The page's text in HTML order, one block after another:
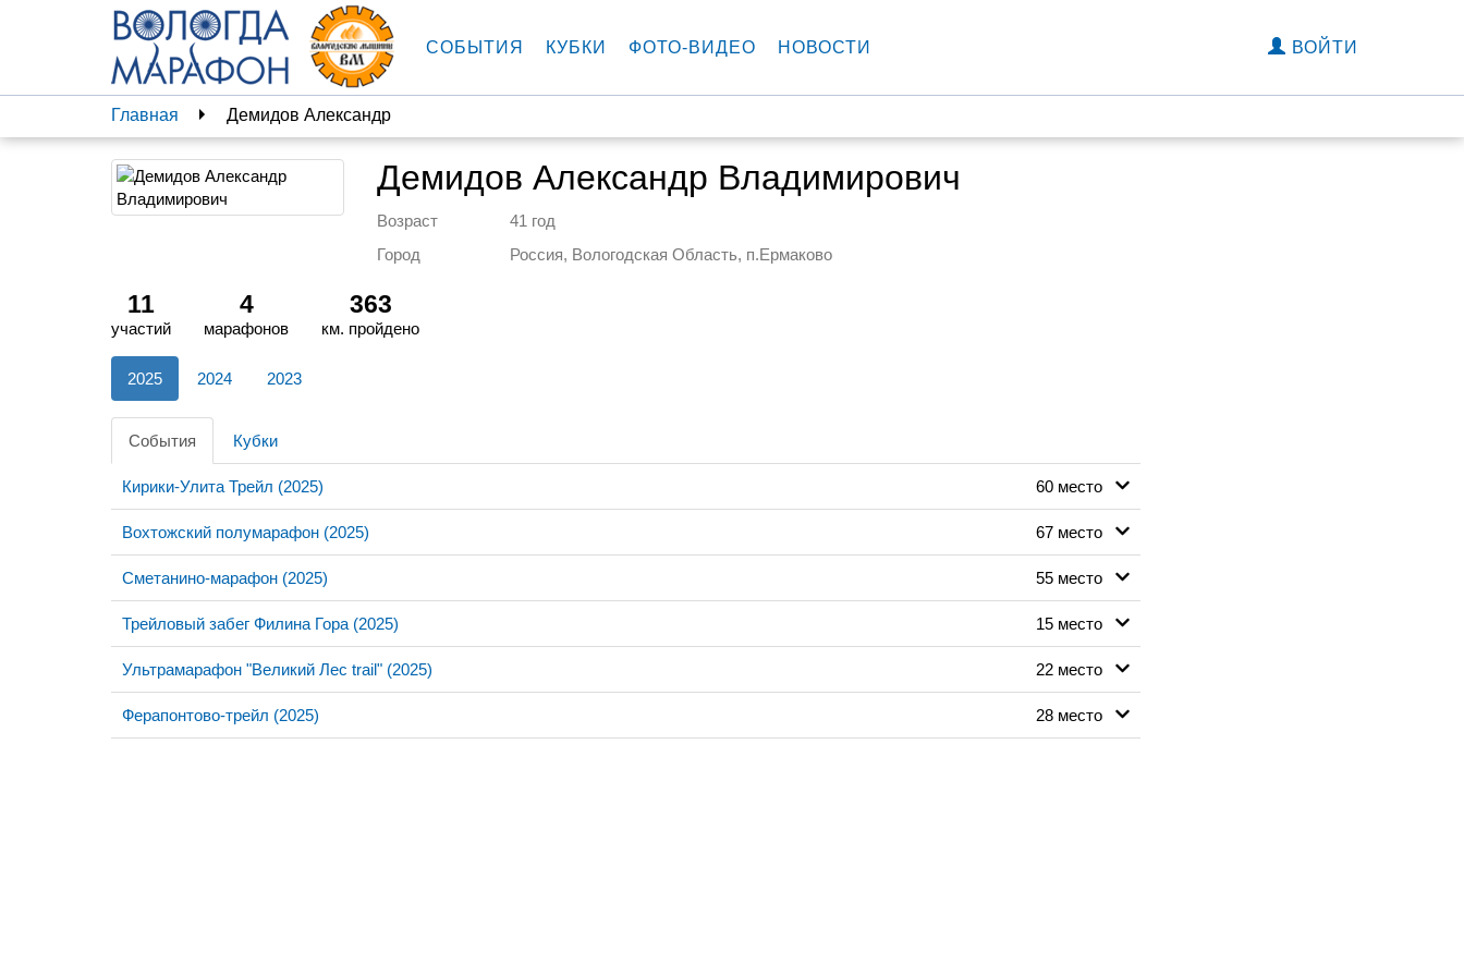
СОБЫТИЯ КУБКИ ФОТО-ВИДЕО НОВОСТИ ВОЙТИ
Главная Демидов Александр
Демидов Александр Владимирович
Возраст
41 год
Город
Россия, Вологодская Область, п.Ермаково
11
участий
4
марафонов
363
км. пройдено
2025 2024 2023
События Кубки
Кирики-Улита Трейл (2025) 60 место
Вохтожский полумарафон (2025) 67 место
Сметанино-марафон (2025) 55 место
Трейловый забег Филина Гора (2025) 15 место
Ультрамарафон "Великий Лес trail" (2025) 22 место
Ферапонтово-трейл (2025) 28 место